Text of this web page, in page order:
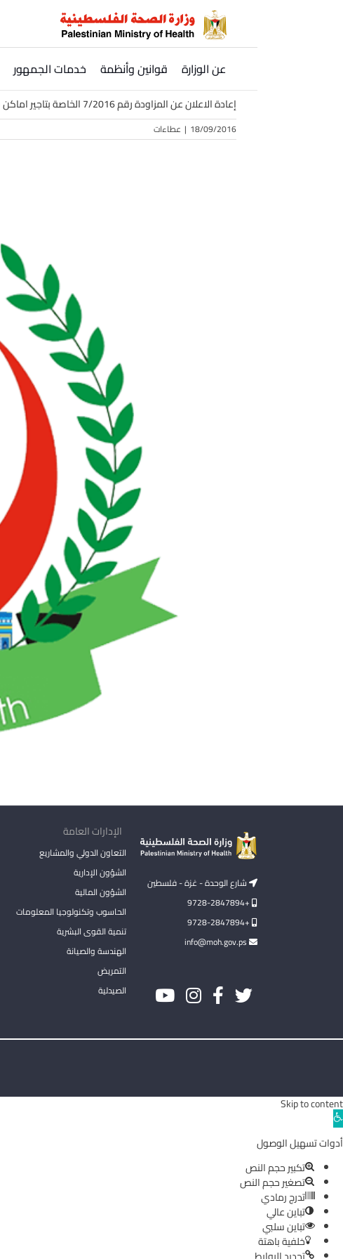
عن الوزارة قوانين وأنظمة خدمات الجمهور
إعادة الاعلان عن المزاودة رقم 7/2016 الخاصة بتاجير اماكن في المستشفيات المشروبات الساخنة
18/09/2016
| عطاءات
شارع الوحدة - غزة - فلسطين
+9728-2847894
+9728-2847894
الإدارات العامة
التعاون الدولي والمشاريع
الشؤون الإدارية
الشؤون المالية
الحاسوب وتكنولوجيا المعلومات
تنمية القوى البشرية
الهندسة والصيانة
التمريض
الصيدلية
Skip to content
Open
toolbar
أدوات تسهيل الوصول
تكبير حجم النص
تصغير حجم النص
تدرج رمادي
تباين عالي
تباين سلبي
خلفية باهتة